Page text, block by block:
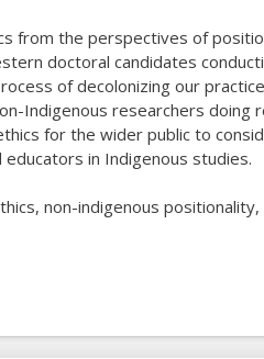
from the perspectives of
doctoral candidates
of decolonizing our
Indigenous researchers doing
for the wider public to
in Indigenous studies.
non-indigenous